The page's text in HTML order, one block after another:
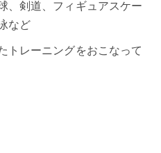
、剣道、フィギュアスケー
など
トレーニングをおこなって